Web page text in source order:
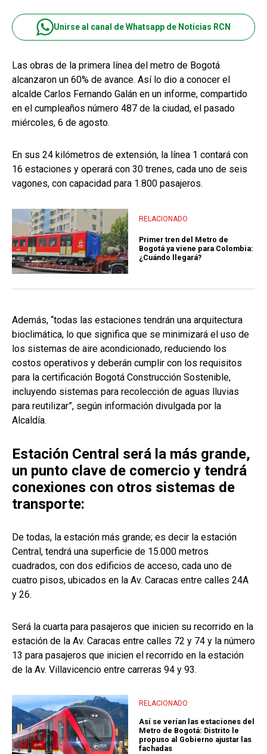
Unirse al canal de Whatsapp de Noticias RCN
Las obras de la primera línea del metro de Bogotá
alcanzaron un 60% de avance. Así lo dio a conocer el
alcalde Carlos Fernando Galán en un informe, compartido
en el cumpleaños número 487 de la ciudad, el pasado
miércoles, 6 de agosto.
En sus 24 kilómetros de extensión, la línea 1 contará con
16 estaciones y operará con 30 trenes, cada uno de seis
vagones, con capacidad para 1.800 pasajeros.
RELACIONADO
Primer tren del Metro de
Bogotá ya viene para Colombia:
¿Cuándo llegará?
Además, “todas las estaciones tendrán una arquitectura
bioclimática, lo que significa que se minimizará el uso de
los sistemas de aire acondicionado, reduciendo los
costos operativos y deberán cumplir con los requisitos
para la certificación Bogotá Construcción Sostenible,
incluyendo sistemas para recolección de aguas lluvias
para reutilizar”, según información divulgada por la
Alcaldía.
Estación Central será la más grande,
un punto clave de comercio y tendrá
conexiones con otros sistemas de
transporte:
De todas, la estación más grande; es decir la estación
Central, tendrá una superficie de 15.000 metros
cuadrados, con dos edificios de acceso, cada uno de
cuatro pisos, ubicados en la Av. Caracas entre calles 24A
y 26.
Será la cuarta para pasajeros que inicien su recorrido en la
estación de la Av. Caracas entre calles 72 y 74 y la número
13 para pasajeros que inicien el recorrido en la estación
de la Av. Villavicencio entre carreras 94 y 93.
RELACIONADO
Así se verían las estaciones del
Metro de Bogotá: Distrito le
propuso al Gobierno ajustar las
fachadas